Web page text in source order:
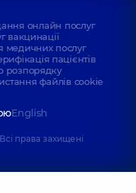
онлайн послуг
вакцинації
медичних послуг
пацієнтів
розпорядку
файлів cookie
English
права захищені